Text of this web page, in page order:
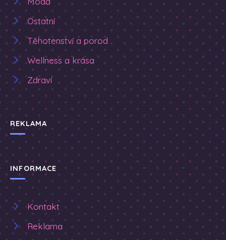
Ostatní
Těhotenství a porod
Wellness a krása
Zdraví
REKLAMA
INFORMACE
Kontakt
Reklama